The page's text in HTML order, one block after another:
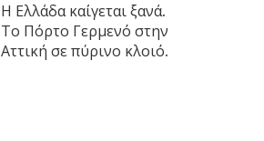
Η Ελλάδα καίγεται ξανά.
Το Πόρτο Γερμενό στην
Αττική σε πύρινο κλοιό.